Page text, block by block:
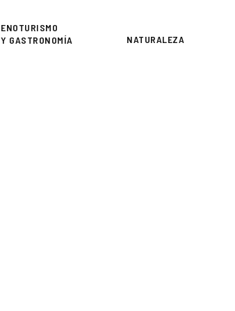
ENOTURISMO
Y GASTRONOMÍA
NATURALEZA